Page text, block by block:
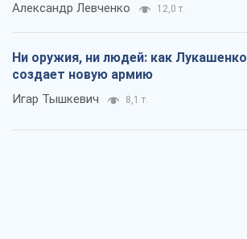
Александр Левченко 12,0 т.
Ни оружия, ни людей: как Лукашенко
создает новую армию
Игар Тышкевич 8,1 т.